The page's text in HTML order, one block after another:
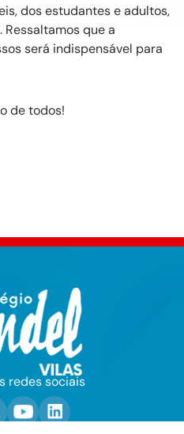
dos estudantes e adultos,
que a
será indispensável para
de todos!
redes sociais